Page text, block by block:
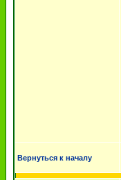
Вернуться к началу